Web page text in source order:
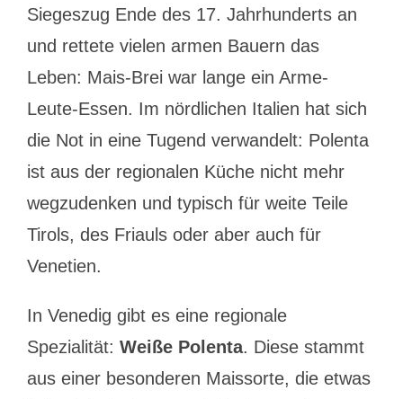
Siegeszug Ende des 17. Jahrhunderts an
und rettete vielen armen Bauern das
Leben: Mais-Brei war lange ein Arme-
Leute-Essen. Im nördlichen Italien hat sich
die Not in eine Tugend verwandelt: Polenta
ist aus der regionalen Küche nicht mehr
wegzudenken und typisch für weite Teile
Tirols, des Friauls oder aber auch für
Venetien.
In Venedig gibt es eine regionale
Spezialität: Weiße Polenta. Diese stammt
aus einer besonderen Maissorte, die etwas